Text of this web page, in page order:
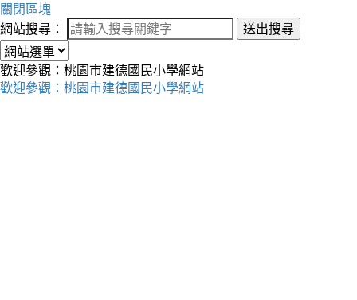
關閉區塊
網站搜尋：
送出搜尋
歡迎參觀：桃園市建德國民小學網站
歡迎參觀：桃園市建德國民小學網站